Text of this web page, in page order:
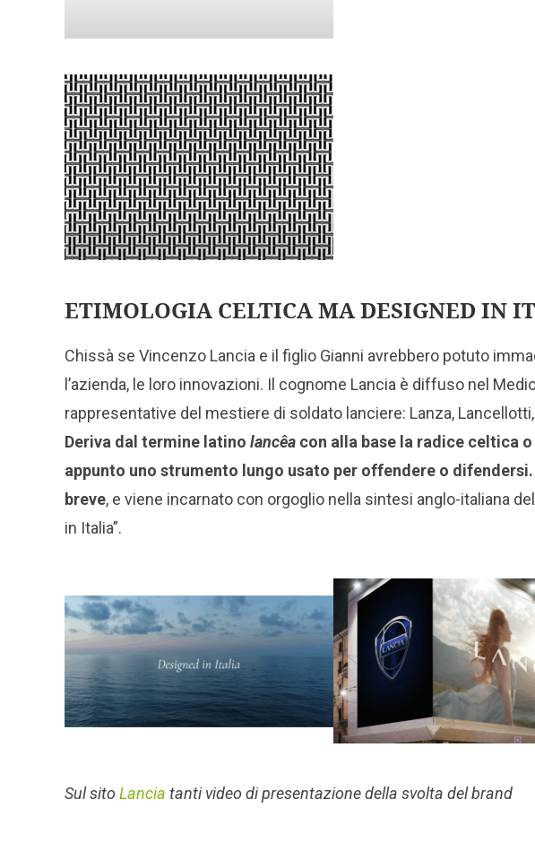
ETIMOLOGIA CELTICA MA DESIGNED IN
Chissà se Vincenzo Lancia e il figlio Gianni avrebbero potuto
l’azienda, le loro innovazioni. Il cognome Lancia è diffuso nel
rappresentative del mestiere di soldato lanciere: Lanza,
Deriva dal termine latino lancêa con alla base la radice celtica
appunto uno strumento lungo usato per offendere o
breve, e viene incarnato con orgoglio nella sintesi anglo-italiana
in Italia”.
Sul sito Lancia tanti video di presentazione della svolta del brand